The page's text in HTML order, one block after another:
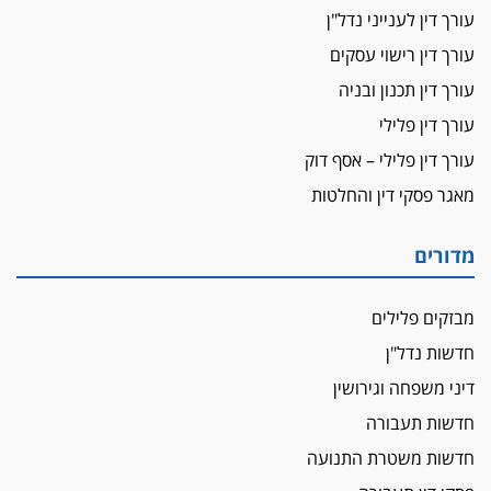
אשם
עו"ד הלל בבייב הורשע בהונאת עשרות לקוחות,
ההסדר: 7-9 שנות מאסר
דין ומקרקעין
עורך דין ברמת השרון נחקר בחשד למרמה בעסקת
תובעת משטרתית פוטרה בחשד לעישון סמים
שנחשף בפעילות בלשים בטלגרם
לא בכל יום
הכנסת אישרה
הגבלת שכר טרחה בייצוג נכי צה"ל ונפגעי פעולות
איבה
איתות מירושלים
עורך דין לענייני נדל"ן
עורך דין רישוי עסקים
עורך דין תכנון ובניה
עורך דין פלילי
עורך דין פלילי – אסף דוק
מאגר פסקי דין והחלטות
מדורים
מבזקים פלילים
חדשות נדל"ן
דיני משפחה וגירושין
חדשות תעבורה
חדשות משטרת התנועה